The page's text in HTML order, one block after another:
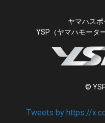
ヤマハス
YSP（ヤマハモータ
©
Tweets by https://